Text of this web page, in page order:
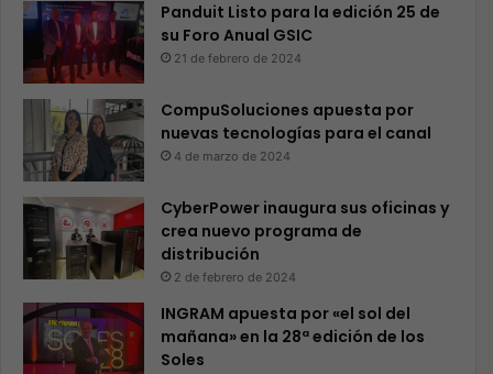
Panduit Listo para la edición 25 de
su Foro Anual GSIC
21 de febrero de 2024
CompuSoluciones apuesta por
nuevas tecnologías para el canal
4 de marzo de 2024
CyberPower inaugura sus oficinas y
crea nuevo programa de
distribución
2 de febrero de 2024
INGRAM apuesta por «el sol del
mañana» en la 28ª edición de los
Soles